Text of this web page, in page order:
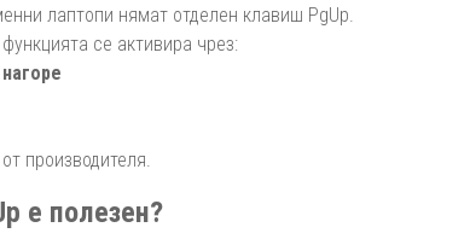
лаптопи нямат отделен клавиш PgUp.
се активира чрез:
производителя.
е полезен?